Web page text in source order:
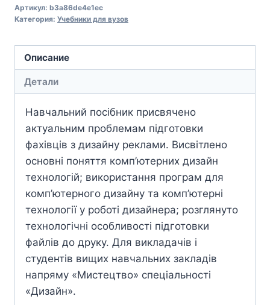
Артикул: b3a86de4e1ec
Категория: Учебники для вузов
Описание
Детали
Навчальний посібник присвячено
актуальним проблемам підготовки
фахівців з дизайну реклами. Висвітлено
основні поняття комп’ютерних дизайн
технологій; використання програм для
комп’ютерного дизайну та комп’ютерні
технології у роботі дизайнера; розглянуто
технологічні особливості підготовки
файлів до друку. Для викладачів і
студентів вищих навчальних закладів
напряму «Мистецтво» спеціальності
«Дизайн».